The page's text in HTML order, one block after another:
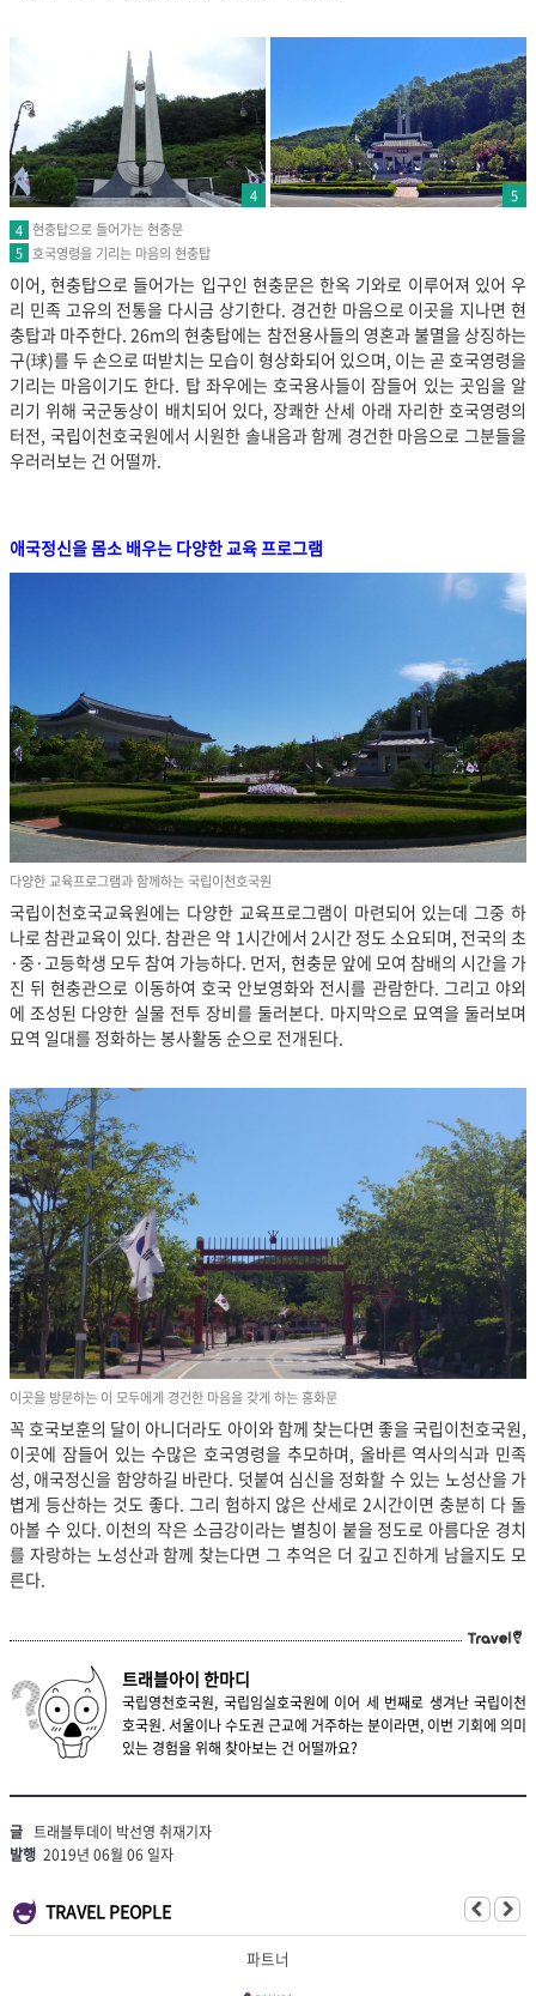
4
5
4 현충탑으로 들어가는 현충문
5 호국영령을 기리는 마음의 현충탑
이어, 현충탑으로 들어가는 입구인 현충문은 한옥 기와로 이루어져 있어 우
리 민족 고유의 전통을 다시금 상기한다. 경건한 마음으로 이곳을 지나면 현
충탑과 마주한다. 26m의 현충탑에는 참전용사들의 영혼과 불멸을 상징하는
구(球)를 두 손으로 떠받치는 모습이 형상화되어 있으며, 이는 곧 호국영령을
기리는 마음이기도 한다. 탑 좌우에는 호국용사들이 잠들어 있는 곳임을 알
리기 위해 국군동상이 배치되어 있다, 장쾌한 산세 아래 자리한 호국영령의
터전, 국립이천호국원에서 시원한 솔내음과 함께 경건한 마음으로 그분들을
우러러보는 건 어떨까.
애국정신을 몸소 배우는 다양한 교육 프로그램
다양한 교육프로그램과 함께하는 국립이천호국원
국립이천호국교육원에는 다양한 교육프로그램이 마련되어 있는데 그중 하
나로 참관교육이 있다. 참관은 약 1시간에서 2시간 정도 소요되며, 전국의 초
·중·고등학생 모두 참여 가능하다. 먼저, 현충문 앞에 모여 참배의 시간을 가
진 뒤 현충관으로 이동하여 호국 안보영화와 전시를 관람한다. 그리고 야외
에 조성된 다양한 실물 전투 장비를 둘러본다. 마지막으로 묘역을 둘러보며
묘역 일대를 정화하는 봉사활동 순으로 전개된다.
이곳을 방문하는 이 모두에게 경건한 마음을 갖게 하는 홍화문
꼭 호국보훈의 달이 아니더라도 아이와 함께 찾는다면 좋을 국립이천호국원,
이곳에 잠들어 있는 수많은 호국영령을 추모하며, 올바른 역사의식과 민족
성, 애국정신을 함양하길 바란다. 덧붙여 심신을 정화할 수 있는 노성산을 가
볍게 등산하는 것도 좋다. 그리 험하지 않은 산세로 2시간이면 충분히 다 돌
아볼 수 있다. 이천의 작은 소금강이라는 별칭이 붙을 정도로 아름다운 경치
를 자랑하는 노성산과 함께 찾는다면 그 추억은 더 깊고 진하게 남을지도 모
른다.
트래블아이 한마디
국립영천호국원, 국립임실호국원에 이어 세 번째로 생겨난 국립이천
호국원. 서울이나 수도권 근교에 거주하는 분이라면, 이번 기회에 의미
있는 경험을 위해 찾아보는 건 어떨까요?
글 트래블투데이 박선영 취재기자
발행 2019년 06월 06 일자
TRAVEL PEOPLE
파트너